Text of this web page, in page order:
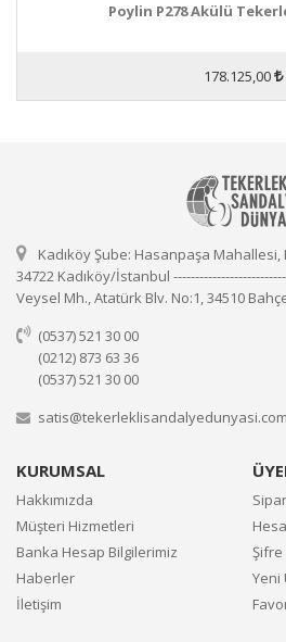
Poylin P278 Akülü
178.125,00
Kadıköy Şube: Hasanpaşa Mahallesi,
34722 Kadıköy/İstanbul
Veysel Mh., Atatürk Blv. No:1, 34510
(0537) 521 30 00
(0212) 873 63 36
(0537) 521 30 00
satis@tekerleklisandalyedunyasi.com
KURUMSAL
Hakkımızda
Müşteri Hizmetleri
Banka Hesap Bilgilerimiz
Haberler
İletişim
Şifre
Yeni